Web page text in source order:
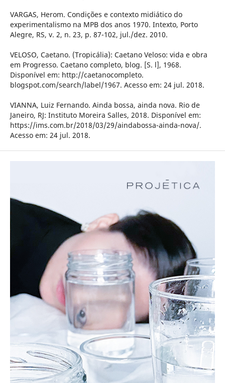
VARGAS, Herom. Condições e contexto midiático do
experimentalismo na MPB dos anos 1970. Intexto, Porto
Alegre, RS, v. 2, n. 23, p. 87-102, jul./dez. 2010.
VELOSO, Caetano. (Tropicália): Caetano Veloso: vida e obra
em Progresso. Caetano completo, blog. [S. l], 1968.
Disponível em: http://caetanocompleto.
blogspot.com/search/label/1967. Acesso em: 24 jul. 2018.
VIANNA, Luiz Fernando. Ainda bossa, ainda nova. Rio de
Janeiro, RJ: Instituto Moreira Salles, 2018. Disponível em:
https://ims.com.br/2018/03/29/aindabossa-ainda-nova/.
Acesso em: 24 jul. 2018.